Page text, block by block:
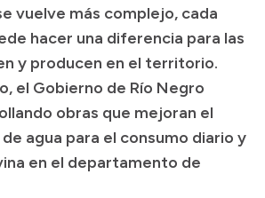
a proveedores
vuelve más complejo, cada
hacer una diferencia para las
y producen en el territorio.
el Gobierno de Río Negro
obras que mejoran el
agua para el consumo diario y
en el departamento de